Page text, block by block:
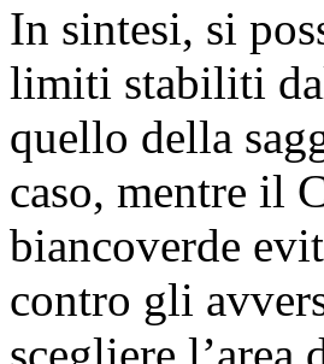
In sintesi, si
limiti stabiliti
quello della
caso, mentre il
biancoverde
contro gli
scegliere l’area